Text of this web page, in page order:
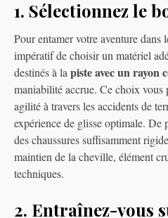
1. Sélectionnez le
Pour entamer votre aventure dans
impératif de choisir un matériel
destinés à la piste avec un rayon
maniabilité accrue. Ce choix vous
agilité à travers les accidents de
expérience de glisse optimale. De
des chaussures suffisamment
maintien de la cheville, élément
techniques.
2. Entraînez-vous